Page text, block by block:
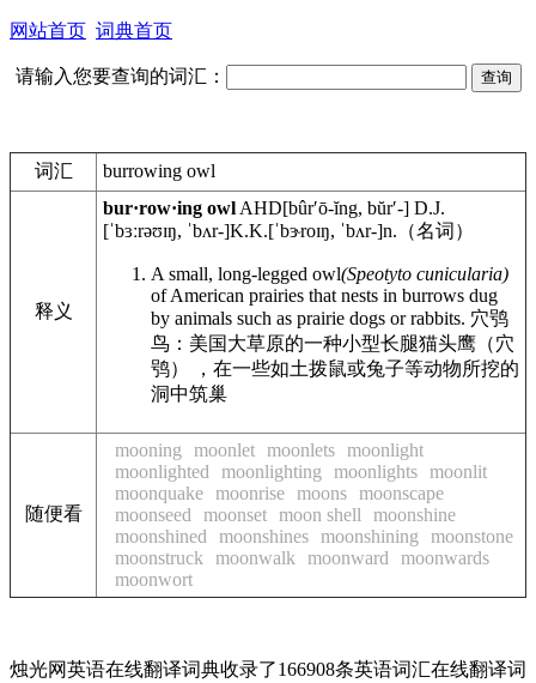
网站首页 词典首页
请输入您要查询的词汇：
词汇 burrowing owl
释义
bur·row·ing owl AHD[bûrʹō-ĭng, bŭrʹ-] D.J.
[ˈbɜːrəʊɪŋ, ˈbʌr-]K.K.[ˈbɝroɪŋ, ˈbʌr-]n. （名词）
A small, long-legged owl(Speotyto cunicularia)
of American prairies that nests in burrows dug
by animals such as prairie dogs or rabbits. 穴鸮
鸟：美国大草原的一种小型长腿猫头鹰（穴
鸮） ，在一些如土拨鼠或兔子等动物所挖的
洞中筑巢
随便看
mooning moonlet moonlets moonlight
moonlighted
moonlighting moonlights moonlit
moonquake moonrise moons moonscape
moonseed
moonset moon shell
moonshine
moonshined
moonshines moonshining
moonstone
moonstruck
moonwalk moonward
moonwards
moonwort
烛光网英语在线翻译词典收录了166908条英语词汇在线翻译词